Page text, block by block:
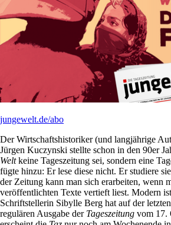
jungewelt.de/abo
Der Wirtschaftshistoriker (und langjährige
Jürgen Kuczynski stellte schon in den 90er
Weltkeine Tageszeitung sei, sondern eine
fügte hinzu: Er lese diese nicht. Er studiere
der Zeitung kann man sich erarbeiten, wenn
veröffentlichten Texte vertieft liest. Modern
Schriftstellerin Sibylle Berg hat auf der
regulären Ausgabe der Tageszeitung vom 17.